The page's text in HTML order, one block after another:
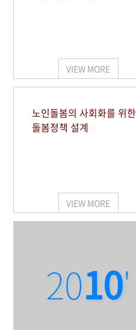
VIEW MORE
노인돌봄의 사회화를 위한
돌봄정책 설계
VIEW MORE
2010'